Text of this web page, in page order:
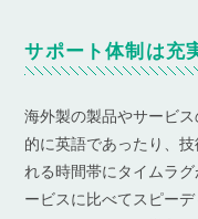
サポート体制は充
海外製の製品やサービ
的に英語であったり、
れる時間帯にタイムラ
ービスに比べてスピー